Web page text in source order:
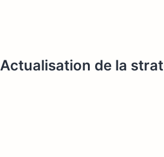
Actualisation de la